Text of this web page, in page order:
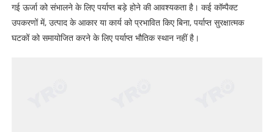
गई ऊर्जा को संभालने के लिए पर्याप्त बड़े होने की आवश्यकता है। कई कॉम्पैक्ट
उपकरणों में, उत्पाद के आकार या कार्य को प्रभावित किए बिना, पर्याप्त सुरक्षात्मक
घटकों को समायोजित करने के लिए पर्याप्त भौतिक स्थान नहीं है।